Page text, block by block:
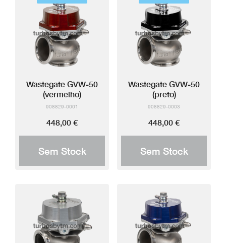
Sem Stock
Wastegate GVW-50
(vermelho)
908829-0001
448,00 €
Sem Stock
Wastegate GVW-50
(preto)
908829-0003
448,00 €